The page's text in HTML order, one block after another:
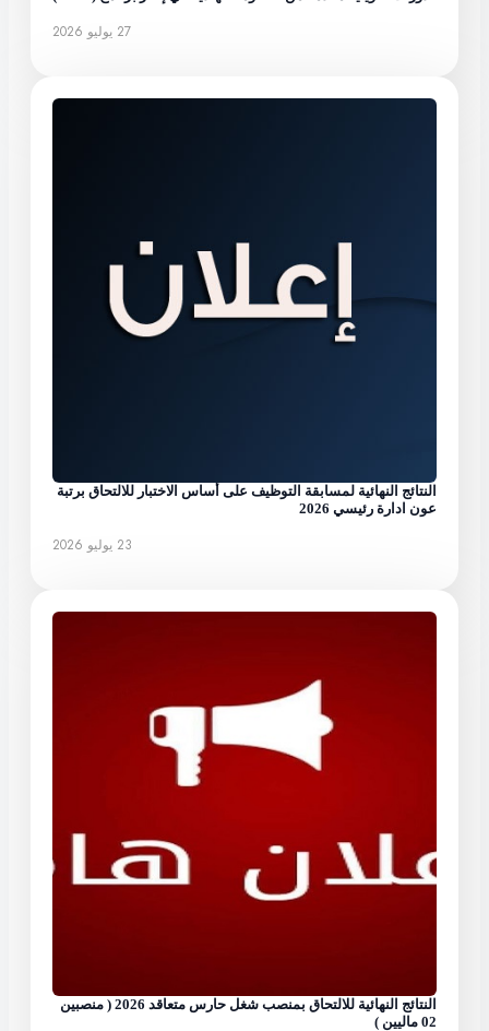
27 يوليو 2026
النتائج النهائية لمسابقة التوظيف على أساس الاختبار للالتحاق برتبة
عون ادارة رئيسي 2026
23 يوليو 2026
النتائج النهائية للالتحاق بمنصب شغل حارس متعاقد 2026 ( منصبين
02 ماليين )